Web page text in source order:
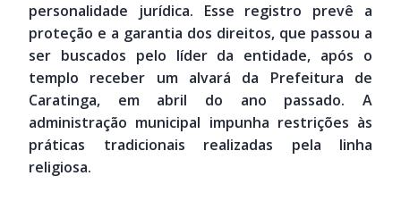
personalidade jurídica. Esse registro prevê a
proteção e a garantia dos direitos, que passou a
ser buscados pelo líder da entidade, após o
templo receber um alvará da Prefeitura de
Caratinga, em abril do ano passado. A
administração municipal impunha restrições às
práticas tradicionais realizadas pela linha
religiosa.